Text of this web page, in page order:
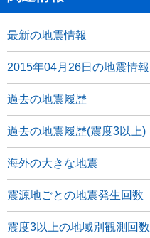
最新の地震情報
2015年04月26日の地震情報
過去の地震履歴
過去の地震履歴(震度3以上)
海外の大きな地震
震源地ごとの地震発生回数
震度3以上の地域別観測回数